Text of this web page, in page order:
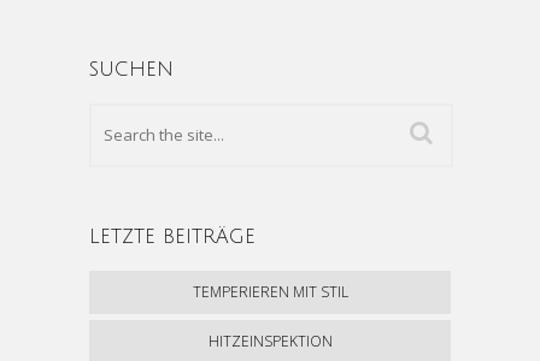
SUCHEN
LETZTE BEITRÄGE
TEMPERIEREN MIT STIL
HITZEINSPEKTION